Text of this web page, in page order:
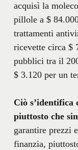
acquisì la
pillole a $
trattamenti
ricevette circa $
pubblici tra il
$ 3.120 per un
Ciò s’identifica
piuttosto che
garantire prezzi
finanzia,